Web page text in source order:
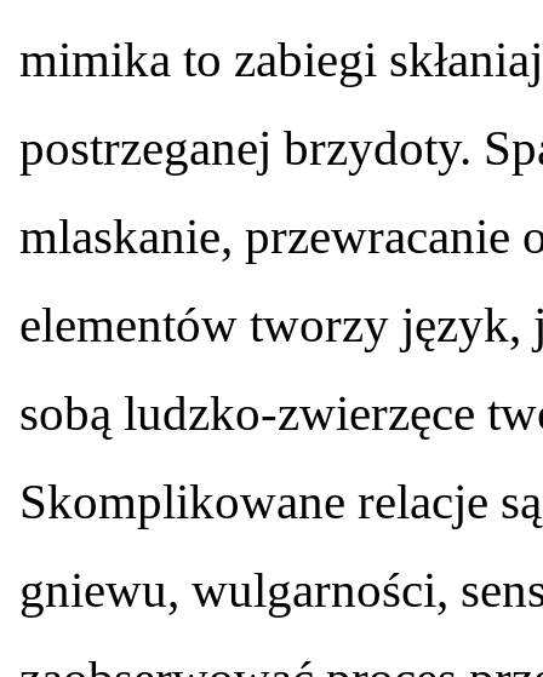
mimika to zabiegi
postrzeganej brzydoty.
mlaskanie, przewracanie
elementów tworzy język,
sobą ludzko-zwierzęce
Skomplikowane relacje
gniewu, wulgarności,